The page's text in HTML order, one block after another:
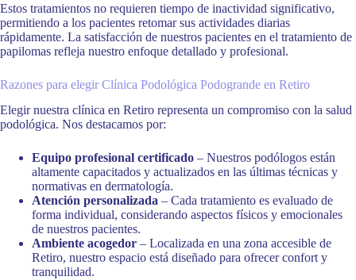
Estos tratamientos no requieren tiempo de inactividad significativo,
permitiendo a los pacientes retomar sus actividades diarias
rápidamente. La satisfacción de nuestros pacientes en el tratamiento de
papilomas refleja nuestro enfoque detallado y profesional.
Razones para elegir Clínica Podológica Podogrande en Retiro
Elegir nuestra clínica en Retiro representa un compromiso con la salud
podológica. Nos destacamos por:
Equipo profesional certificado – Nuestros podólogos están
altamente capacitados y actualizados en las últimas técnicas y
normativas en dermatología.
Atención personalizada – Cada tratamiento es evaluado de
forma individual, considerando aspectos físicos y emocionales
de nuestros pacientes.
Ambiente acogedor – Localizada en una zona accesible de
Retiro, nuestro espacio está diseñado para ofrecer confort y
tranquilidad.